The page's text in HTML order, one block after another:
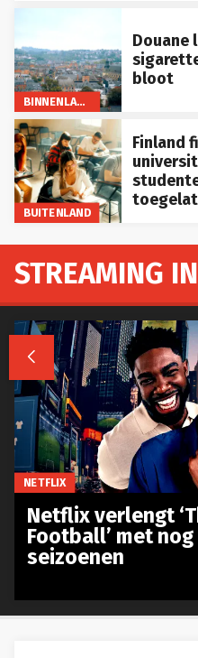
BINNENLAND
Douane
bloot
BUITENLAND
Finland
STREAMING

NETFLIX
Netflix verlengt
Football’ met
seizoenen